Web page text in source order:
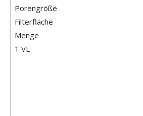
Porengröße
Filterfläche
Menge
1 VE